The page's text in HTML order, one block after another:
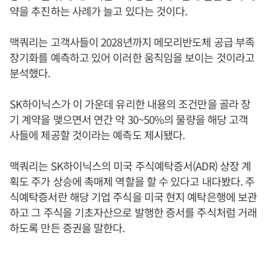
약을 추진하는 사례가 늘고 있다는 것이다.
맥쿼리는 고객사들이 2028년까지 메모리반도체 공급 부족
장기화를 예측하고 있어 이러한 움직임을 보이는 것이라고
분석했다.
SK하이닉스가 이 가운데 유리한 내용의 조건만을 골라 장
기 계약을 맺으면서 연간 약 30~50%의 물량을 해당 고객
사들에 제공할 것이라는 예측도 제시됐다.
맥쿼리는 SK하이닉스의 미국 주식예탁증서(ADR) 상장 계
획도 주가 상승에 촉매제 역할을 할 수 있다고 내다봤다. 주
식예탁증서란 해당 기업 주식을 미국 현지 예탁은행에 보관
하고 그 주식을 기초자산으로 발행한 증서를 주식처럼 거래
하도록 만든 증권을 말한다.